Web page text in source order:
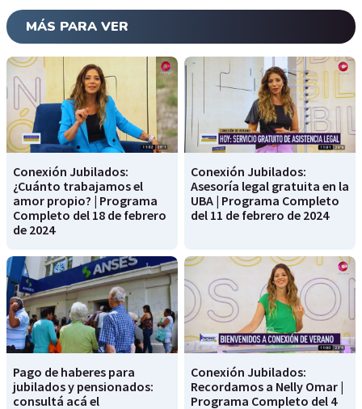
MÁS PARA VER
Conexión Jubilados:
¿Cuánto trabajamos el
amor propio? | Programa
Completo del 18 de febrero
de 2024
Conexión Jubilados:
Asesoría legal gratuita en la
UBA | Programa Completo
del 11 de febrero de 2024
Pago de haberes para
jubilados y pensionados:
consultá acá el
Conexión Jubilados:
Recordamos a Nelly Omar |
Programa Completo del 4